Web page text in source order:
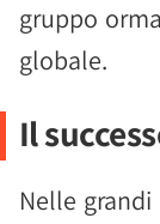
gruppo
globale.
Il
Nelle